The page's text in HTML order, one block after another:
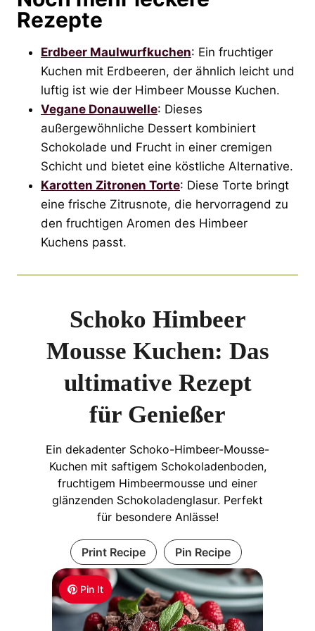
Rezepte
Erdbeer Maulwurfkuchen: Ein fruchtiger
Kuchen mit Erdbeeren, der ähnlich leicht und
luftig ist wie der Himbeer Mousse Kuchen.
Vegane Donauwelle: Dieses
außergewöhnliche Dessert kombiniert
Schokolade und Frucht in einer cremigen
Schicht und bietet eine köstliche Alternative.
Karotten Zitronen Torte: Diese Torte bringt
eine frische Zitrusnote, die hervorragend zu
den fruchtigen Aromen des Himbeer
Kuchens passt.
Pin It
Schoko Himbeer
Mousse Kuchen: Das
ultimative Rezept
für Genießer
Ein dekadenter Schoko-Himbeer-Mousse-
Kuchen mit saftigem Schokoladenboden,
fruchtigem Himbeermousse und einer
glänzenden Schokoladenglasur. Perfekt
für besondere Anlässe!
Print Recipe Pin Recipe